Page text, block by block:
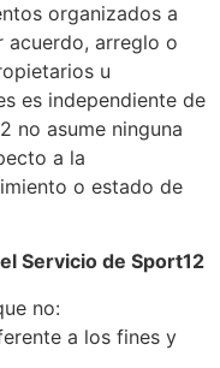
organizados a
acuerdo, arreglo o
u
es independiente de
no asume ninguna
a la
o estado de
Servicio de Sport12
no:
a los fines y